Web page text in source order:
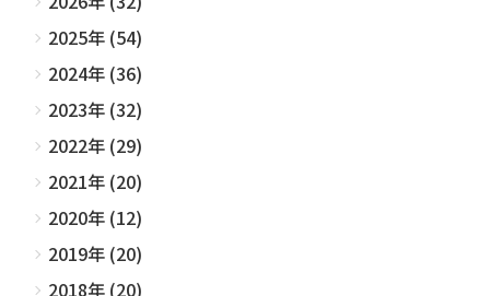
2025年 (54)
2024年 (36)
2023年 (32)
2022年 (29)
2021年 (20)
2020年 (12)
2019年 (20)
2018年 (20)